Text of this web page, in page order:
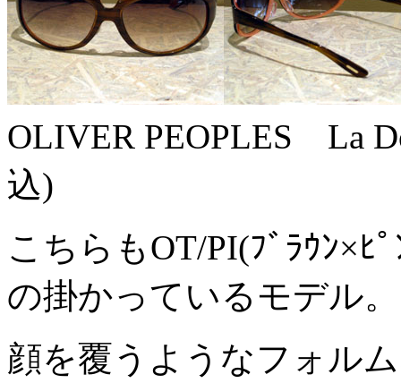
OLIVER PEOPLES La
込)
こちらもOT/PI(ﾌﾞﾗｳﾝ×
の掛かっているモデル。
顔を覆うようなフォル